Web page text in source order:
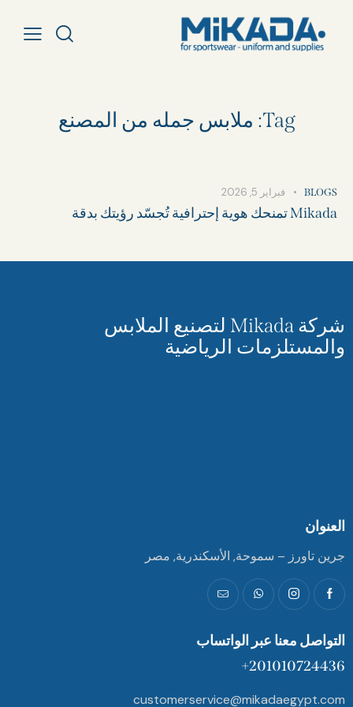
Tag: ملابس جمله من المصنع​
BLOGS فبراير 5, 2026
Mikada تمنحك هوية إحترافية تُجسّد رؤيتك بدقة
شركة Mikada لتصنيع الملابس
والمستلزمات الرياضية
العنوان
جرين تاورز – سموحة, الأسكندرية, مصر
التواصل معنا عبر الواتساب
201010724436+
customerservice@mikadaegypt.com